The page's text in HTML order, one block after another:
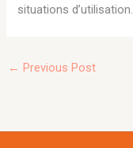
situations d’utilisation.
← Previous Post